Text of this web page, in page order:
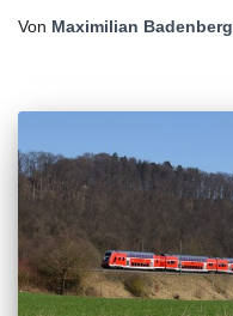
Von Maximilian Badenberg